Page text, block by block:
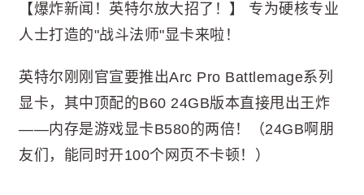
【爆炸新闻！英特尔放大招了！】 专为硬核专业
人士打造的"战斗法师"显卡来啦！
英特尔刚刚官宣要推出Arc Pro Battlemage系列
显卡，其中顶配的B60 24GB版本直接甩出王炸
——内存是游戏显卡B580的两倍！（24GB啊朋
友们，能同时开100个网页不卡顿！）